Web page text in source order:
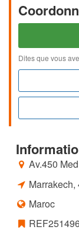
Dites que vous
Av.450
Marrakech,
Maroc